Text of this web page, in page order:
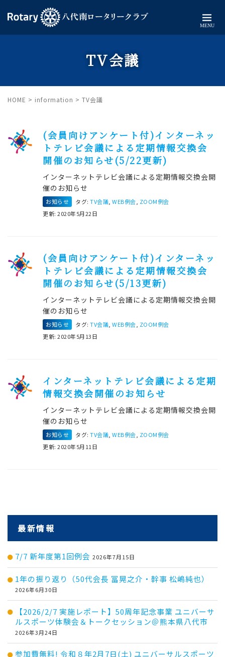
MENU
TV会議
HOME > information > TV会議
(会員向けアンケート付)インターネッ
トテレビ会議による定期情報交換会
開催のお知らせ(5/22更新)
インターネットテレビ会議による定期情報交換会開
催のお知らせ
お知らせ タグ: TV会議 WEB例会 ZOOM例会
更新: 2020年5月22日
(会員向けアンケート付)インターネッ
トテレビ会議による定期情報交換会
開催のお知らせ(5/13更新)
インターネットテレビ会議による定期情報交換会開
催のお知らせ
お知らせ タグ: TV会議 WEB例会 ZOOM例会
更新: 2020年5月13日
インターネットテレビ会議による定期
情報交換会開催のお知らせ
インターネットテレビ会議による定期情報交換会開
催のお知らせ
お知らせ タグ: TV会議 WEB例会 ZOOM例会
更新: 2020年5月11日
最新情報
7/7 新年度第1回例会 2026年7月15日
1年の振り返り（50代会長 冨晃之介・幹事 松嶋純也）
2026年6月30日
【2026/2/7 実施レポート】50周年記念事業 ユニバーサ
ルスポーツ体験会＆トークセッション＠熊本県八代市
2026年3月24日
参加費無料! 令和８年2月7日(土) ユニバーサルスポーツ